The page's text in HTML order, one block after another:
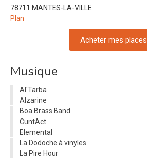
78711 MANTES-LA-VILLE
Plan
Acheter mes places
Musique
Al'Tarba
Alzarine
Boa Brass Band
CuntAct
Elemental
La Dodoche à vinyles
La Pire Hour